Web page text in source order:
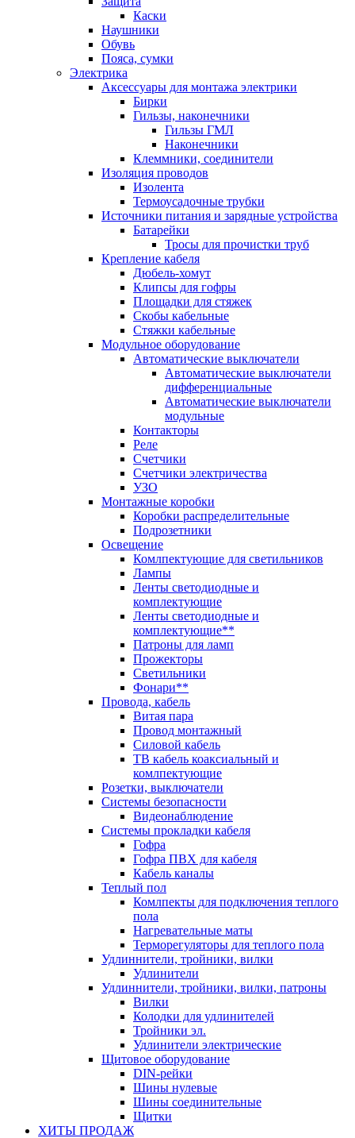
Каски
Наушники
Обувь
Пояса, сумки
Электрика
Аксессуары для монтажа электрики
Бирки
Гильзы, наконечники
Гильзы ГМЛ
Наконечники
Клеммники, соединители
Изоляция проводов
Изолента
Термоусадочные трубки
Источники питания и зарядные устройства
Батарейки
Тросы для прочистки труб
Крепление кабеля
Дюбель-хомут
Клипсы для гофры
Площадки для стяжек
Скобы кабельные
Стяжки кабельные
Модульное оборудование
Автоматические выключатели
Автоматические выключатели
дифференциальные
Автоматические выключатели
модульные
Контакторы
Реле
Счетчики
Счетчики электричества
УЗО
Монтажные коробки
Коробки распределительные
Подрозетники
Освещение
Комлпектующие для светильников
Лампы
Ленты светодиодные и
комплектующие
Ленты светодиодные и
комплектующие**
Патроны для ламп
Прожекторы
Светильники
Фонари**
Провода, кабель
Витая пара
Провод монтажный
Силовой кабель
ТВ кабель коаксиальный и
комлпектующие
Розетки, выключатели
Системы безопасности
Видеонаблюдение
Системы прокладки кабеля
Гофра
Гофра ПВХ для кабеля
Кабель каналы
Теплый пол
Комлпекты для подключения теплого
пола
Нагревательные маты
Терморегуляторы для теплого пола
Удлиннители, тройники, вилки
Удлинители
Удлиннители, тройники, вилки, патроны
Вилки
Колодки для удлинителей
Тройники эл.
Удлинители электрические
Щитовое оборудование
DIN-рейки
Шины нулевые
Шины соединительные
Щитки
ХИТЫ ПРОДАЖ